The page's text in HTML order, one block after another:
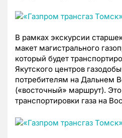
В рамках экскурсии
макет магистрального
который будет
Якутского центров
потребителям на Дальнем
(«восточный» маршрут).
транспортировки газа на